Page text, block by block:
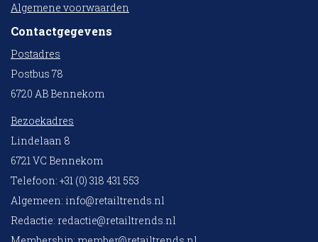
Algemene voorwaarden
Contactgegevens
Postadres
Postbus 78
6720 AB Bennekom
Bezoekadres
Lindelaan 8
6721 VC Bennekom
Telefoon: +31 (0) 318 431 553
Algemeen: info@retailtrends.nl
Redactie: redactie@retailtrends.nl